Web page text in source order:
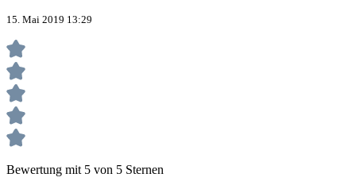
15. Mai 2019 13:29
Bewertung mit 5 von 5 Sternen